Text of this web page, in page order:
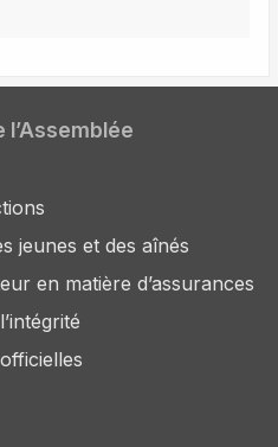
jeunes et des aînés
en matière d’assurances